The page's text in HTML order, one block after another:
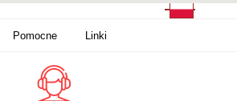
Pomocne Linki